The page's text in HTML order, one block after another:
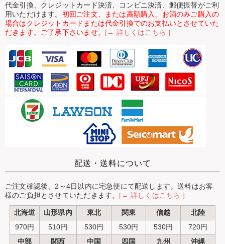
代金引換、クレジットカード決済、コンビニ決済、郵便振替がご利
用いただけます。 初回ご注文、または高額購入、お酒のみご購入の
場合はクレジットカードまたは代金引換でのお支払いとさせていた
だきます。ご了承下さいませ。 [→ 詳しくはこちら ]
配送・送料について
ご注文確認後、2～4日以内に宅急便にて配送します。送料はお客
様のご負担とさせていただきます。 [→ 詳しくはこちら ]
北海道 山形県内 東北 関東 信越
北陸
970円
510円 530円 530円 530円
720円
中部
関西 中国 四国 九州 沖縄